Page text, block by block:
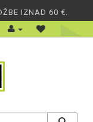
IZNAD 60 €.